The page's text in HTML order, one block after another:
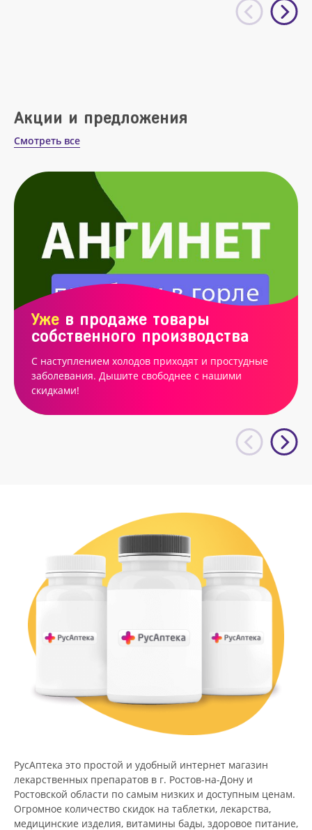
Акции и предложения
Смотреть все
Уже в продаже товары
собственного производства
С наступлением холодов приходят и простудные
заболевания. Дышите свободнее с нашими
скидками!
РусАптека это простой и удобный интернет магазин
лекарственных препаратов в г. Ростов-на-Дону и
Ростовской области по самым низких и доступным ценам.
Огромное количество скидок на таблетки, лекарства,
медицинские изделия, витамины бады, здоровое питание,